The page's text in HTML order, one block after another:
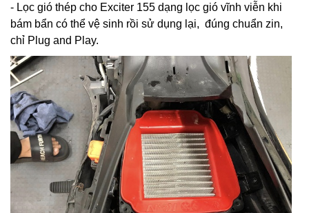
- Lọc gió thép cho Exciter 155 dạng lọc gió vĩnh viễn khi
bám bẩn có thể vệ sinh rồi sử dụng lại, đúng chuẩn zin,
chỉ Plug and Play.